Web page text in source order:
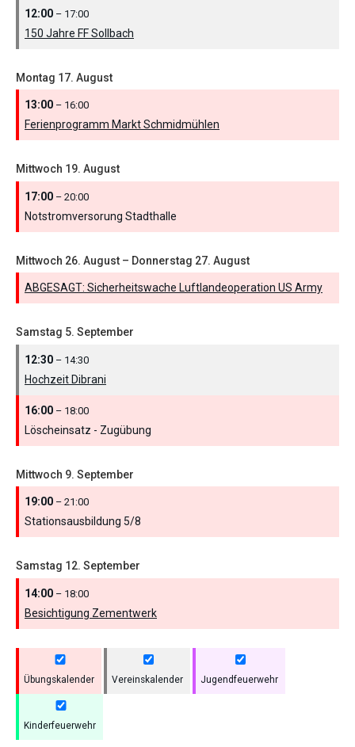
12:00 – 17:00
150 Jahre FF Sollbach
Montag 17. August
13:00 – 16:00
Ferienprogramm Markt Schmidmühlen
Mittwoch 19. August
17:00 – 20:00
Notstromversorung Stadthalle
Mittwoch 26. August – Donnerstag 27. August
ABGESAGT: Sicherheitswache Luftlandeoperation US Army
Samstag 5. September
12:30 – 14:30
Hochzeit Dibrani
16:00 – 18:00
Löscheinsatz - Zugübung
Mittwoch 9. September
19:00 – 21:00
Stationsausbildung 5/8
Samstag 12. September
14:00 – 18:00
Besichtigung Zementwerk
Übungskalender Vereinskalender Jugendfeuerwehr
Kinderfeuerwehr